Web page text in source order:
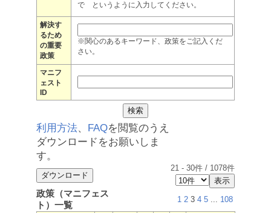
で というように入力してください。
解決す
るため
の重要
政策
※関心のあるキーワード、政策をご記入くだ
さい。
マニフ
ェスト
ID
利用方法、 FAQを閲覧のうえ
ダウンロードをお願いしま
す。
21 - 30件 / 1078件
政策（マニフェス
ト）一覧
1 2 3 4 5 ... 108